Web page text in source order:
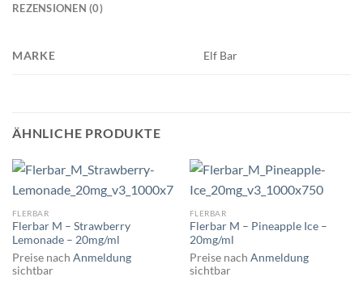
REZENSIONEN (0)
MARKE Elf Bar
ÄHNLICHE PRODUKTE
FLERBAR
Flerbar M – Strawberry
Lemonade – 20mg/ml
Preise nach Anmeldung
sichtbar
FLERBAR
Flerbar M – Pineapple Ice –
20mg/ml
Preise nach Anmeldung
sichtbar